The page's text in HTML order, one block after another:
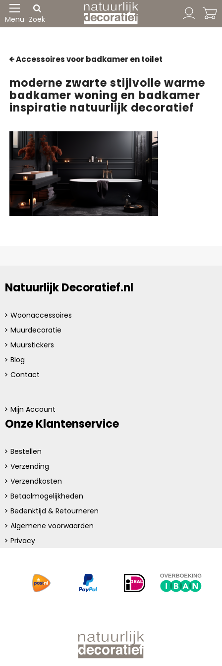
Menu Zoek
Accessoires voor badkamer en toilet
moderne zwarte stijlvolle warme
badkamer woning en badkamer
inspiratie natuurlijk decoratief
Natuurlijk Decoratief.nl
Woonaccessoires
Muurdecoratie
Muurstickers
Blog
Contact
Mijn Account
Onze Klantenservice
Bestellen
Verzending
Verzendkosten
Betaalmogelijkheden
Bedenktijd & Retourneren
Algemene voorwaarden
Privacy